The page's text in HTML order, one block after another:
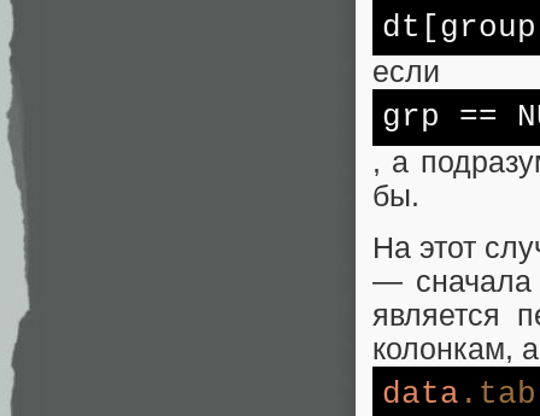
dt[group
если
grp ==
, а
бы.
На этот
— сначала
является
колонкам,
data